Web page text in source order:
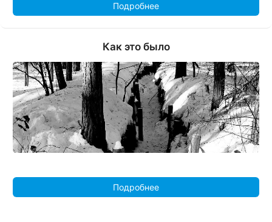
Подробнее
Как это было
Подробнее